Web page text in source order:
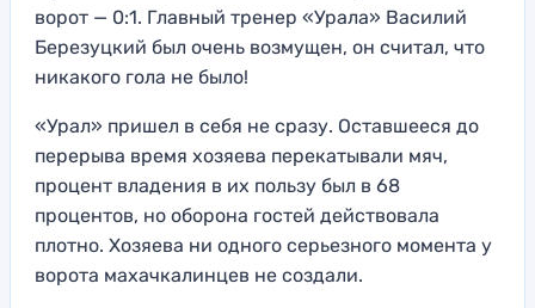
ворот — 0:1. Главный тренер «Урала» Василий
Березуцкий был очень возмущен, он считал, что
никакого гола не было!
«Урал» пришел в себя не сразу. Оставшееся до
перерыва время хозяева перекатывали мяч,
процент владения в их пользу был в 68
процентов, но оборона гостей действовала
плотно. Хозяева ни одного серьезного момента у
ворота махачкалинцев не создали.